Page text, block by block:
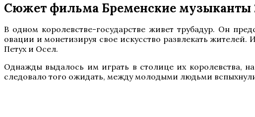
Сюжет фильма Бременские музыканты
В одном королевстве-государстве живет трубадур. Он
овации и монетизируя свое искусство развлекать
Петух и Осел.
Однажды выдалось им играть в столице их королевства,
следовало того ожидать, между молодыми людьми